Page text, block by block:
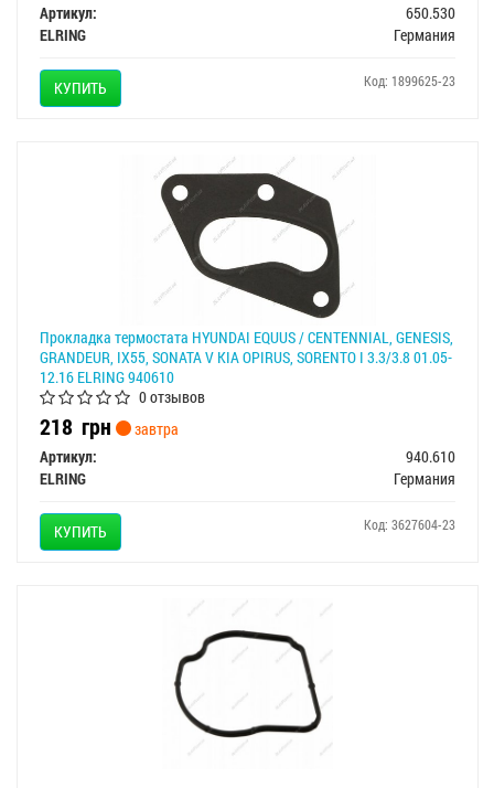
Артикул:
650.530
ELRING
Германия
КУПИТЬ Код: 1899625-23
Прокладка термостата HYUNDAI EQUUS / CENTENNIAL, GENESIS,
GRANDEUR, IX55, SONATA V KIA OPIRUS, SORENTO I 3.3/3.8 01.05-
12.16 ELRING 940610
0 отзывов
218 грн
завтра
Артикул:
940.610
ELRING
Германия
КУПИТЬ Код: 3627604-23